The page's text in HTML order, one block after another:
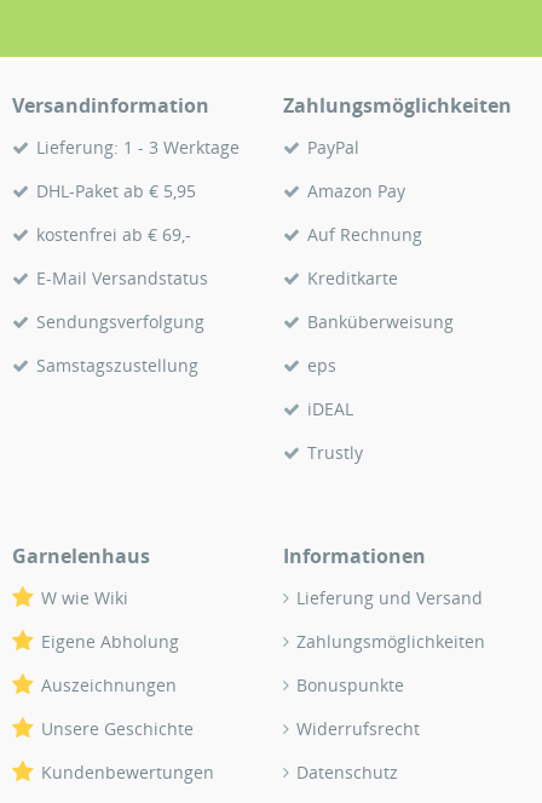
Versandinformation
Lieferung: 1 - 3 Werktage
DHL-Paket ab € 5,95
kostenfrei ab € 69,-
E-Mail Versandstatus
Sendungsverfolgung
Samstagszustellung
Zahlungsmöglichkeiten
PayPal
Amazon Pay
Auf Rechnung
Kreditkarte
Banküberweisung
eps
iDEAL
Trustly
Garnelenhaus
W wie Wiki
Eigene Abholung
Auszeichnungen
Unsere Geschichte
Kundenbewertungen
Informationen
Lieferung und Versand
Zahlungsmöglichkeiten
Bonuspunkte
Widerrufsrecht
Datenschutz